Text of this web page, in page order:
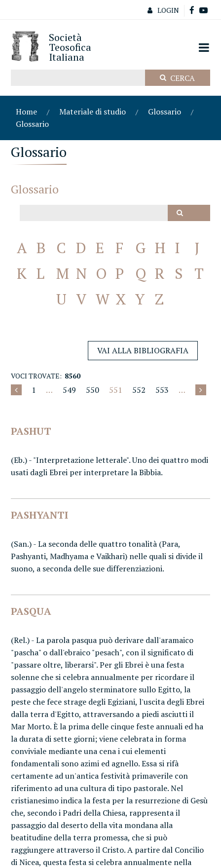
LOGIN
Società
Teosofica
Italiana
Home Materiale di studio
Glossario
Glossario
Glossario
Glossario
A B C D E F G H I
J
K L M N O P Q R S
T
U V W X Y Z
VAI ALLA BIBLIOGRAFIA
VOCI TROVATE: 8560
1 … 549 550 551 552 553 …
PASHUT
(Eb.) - "Interpretazione letterale". Uno dei quattro modi
usati dagli Ebrei per interpretare la Bibbia.
PASHYANTI
(San.) - La seconda delle quattro tonalità (Para,
Pashyanti, Madhyama e Vaikhari) nelle quali si divide il
suono, a seconda delle sue differenziazioni.
PASQUA
(Rel.) - La parola pasqua può derivare dall'aramaico
"pascha" o dall'ebraico "pesach", con il significato di
"passare oltre, liberarsi". Per gli Ebrei è una festa
solenne che si celebra annualmente per ricordare il
passaggio dell'angelo sterminatore sullo Egitto, la
peste che fece strage degli Egiziani, l'uscita degli Ebrei
dalla terra d'Egitto, attraversando a piedi asciutti il
Mar Morto. È la prima delle cinque feste annuali ed ha
la durata di sette giorni; viene celebrata in forma
conviviale mediante una cena i cui elementi
fondamentali sono azimi ed agnello. Essa si rifà
certamente ad un'antica festività primaverile con
riferimento ad una cultura di tipo pastorale. Nel
cristianesimo indica la festa per la resurrezione di Gesù
che, secondo i Padri della Chiesa, rappresenta il
passaggio dal deserto della vita mondana alla
beatitudine della terra promessa, che si può
raggiungere attraverso il Cristo. A partire dal Concilio
di Nicea, questa festa si celebra annualmente nella